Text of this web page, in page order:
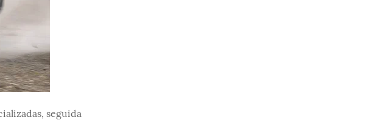
seguida